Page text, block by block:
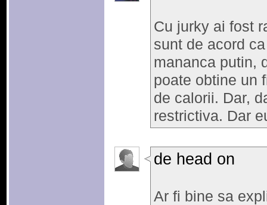
Cu jurky ai fost
sunt de acord
mananca putin,
poate obtine un
de calorii. Dar,
restrictiva. Dar
de head on
Ar fi bine sa